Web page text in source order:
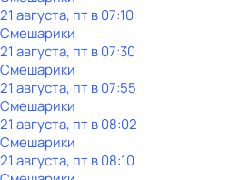
21 августа, пт в 07:10
Смешарики
21 августа, пт в 07:30
Смешарики
21 августа, пт в 07:55
Смешарики
21 августа, пт в 08:02
Смешарики
21 августа, пт в 08:10